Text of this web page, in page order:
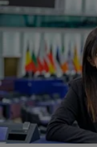
Caso
della
Migranti
Diversità
inclusione
Costume